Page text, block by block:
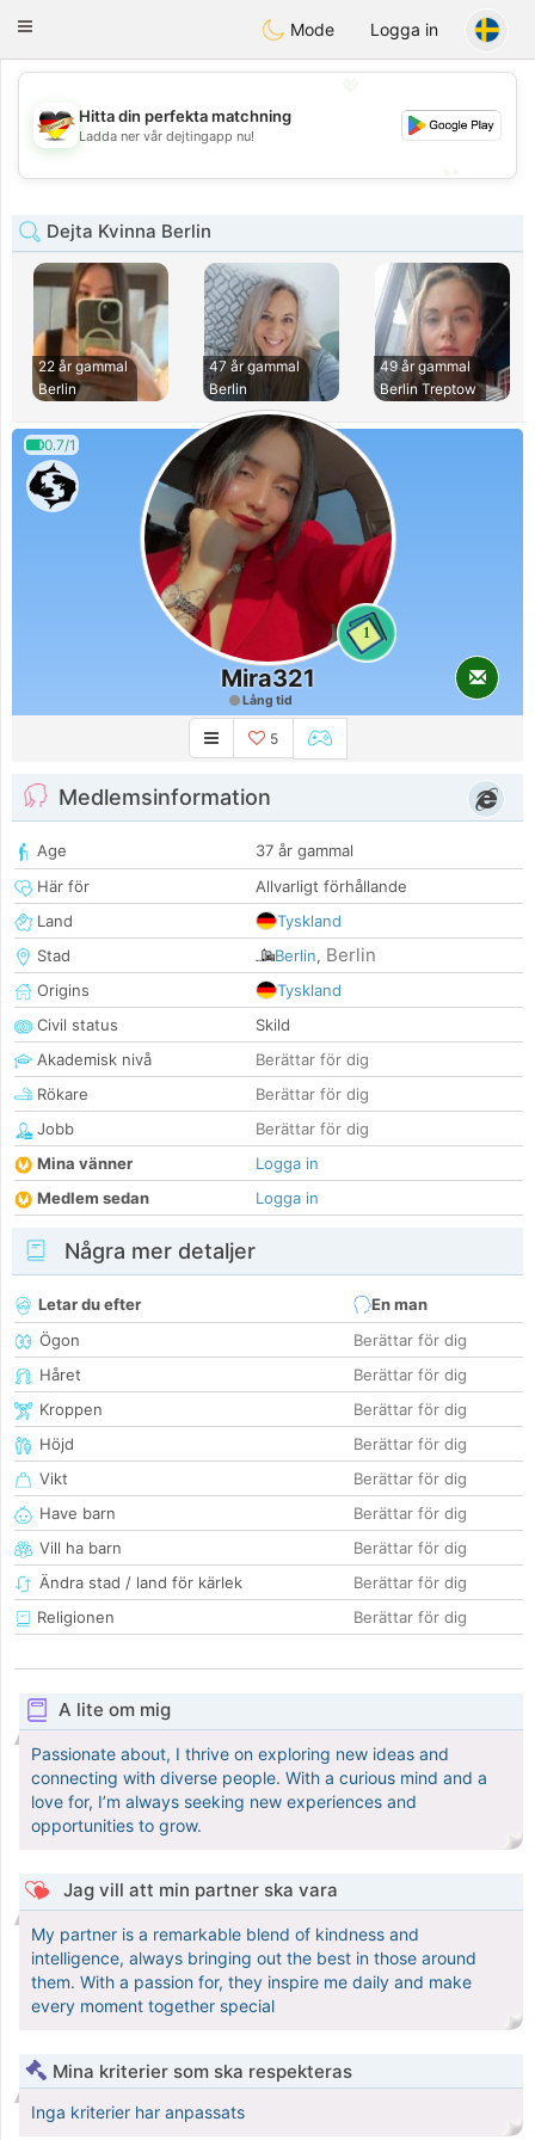
Deutsch Dating
Toggle
Mode Logga in
💖
💕
Hitta din perfekta matchning
Ladda ner vår dejtingapp nu!
Dejta Kvinna Berlin
22 år gammal
Berlin
47 år gammal
Berlin
49 år gammal
Berlin Treptow
0.7/1
1
Mira321
Lång tid
5
Medlemsinformation
Age
37 år gammal
Här för
Allvarligt förhållande
Land
Tyskland
Stad
Berlin, Berlin
Origins
Tyskland
Civil status
Skild
Akademisk nivå
Berättar för dig
Rökare
Berättar för dig
Jobb
Berättar för dig
Mina vänner
Logga in
Medlem sedan
Logga in
Några mer detaljer
Letar du efter
En man
Ögon
Berättar för dig
Håret
Berättar för dig
Kroppen
Berättar för dig
Höjd
Berättar för dig
Vikt
Berättar för dig
Have barn
Berättar för dig
Vill ha barn
Berättar för dig
Ändra stad / land för kärlek
Berättar för dig
Religionen
Berättar för dig
A lite om mig
Passionate about, I thrive on exploring new ideas and
connecting with diverse people. With a curious mind and a
love for, I’m always seeking new experiences and
opportunities to grow.
Jag vill att min partner ska vara
My partner is a remarkable blend of kindness and
intelligence, always bringing out the best in those around
them. With a passion for, they inspire me daily and make
every moment together special
Mina kriterier som ska respekteras
Inga kriterier har anpassats